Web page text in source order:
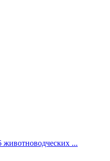
животноводческих ...